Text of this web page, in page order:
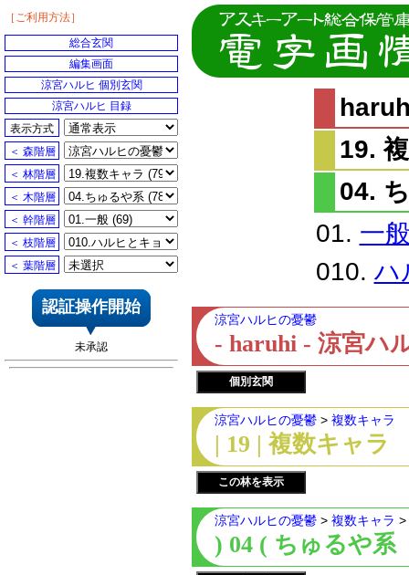
19.
04.
01. 一
010. ハ
涼宮ハルヒの憂鬱
- haruhi - 涼宮ハ
個別玄関
涼宮ハルヒの憂鬱 > 複数キャラ
| 19 | 複数キャラ
この林を表示
涼宮ハルヒの憂鬱 > 複数キャラ >
) 04 ( ちゅるや系
［ご利用方法］
総合玄関
編集画面
涼宮ハルヒ 個別玄関
涼宮ハルヒ 目録
表示方式
＜ 森階層
＜ 林階層
＜ 木階層
＜ 幹階層
＜ 枝階層
＜ 葉階層
認証操作開始
未承認